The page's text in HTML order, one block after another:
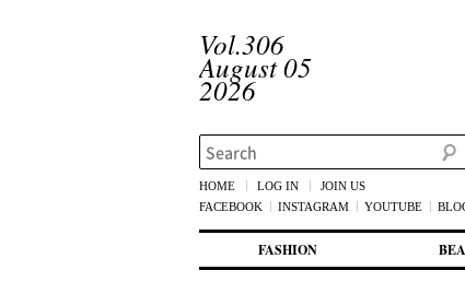
Vol.306
August 05
2026
Search
HOME LOG IN
JOIN US
FACEBOOK
INSTAGRAM YOUTUBE
첫번째 컨텐츠로 뛰어넘기
두번째 컨텐츠로 뛰어넘기
FASHION